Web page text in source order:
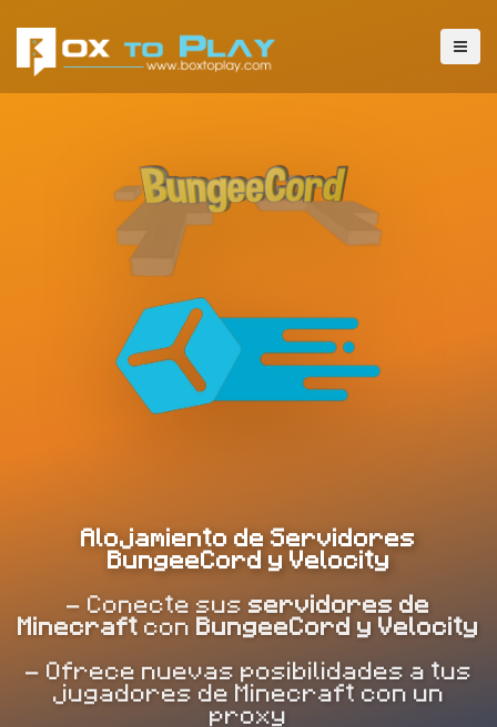
Alojamiento de Servidores
BungeeCord y Velocity
- Conecte sus servidores de
Minecraft con BungeeCord y Velocity
- Ofrece nuevas posibilidades a tus
jugadores de Minecraft con un
proxy